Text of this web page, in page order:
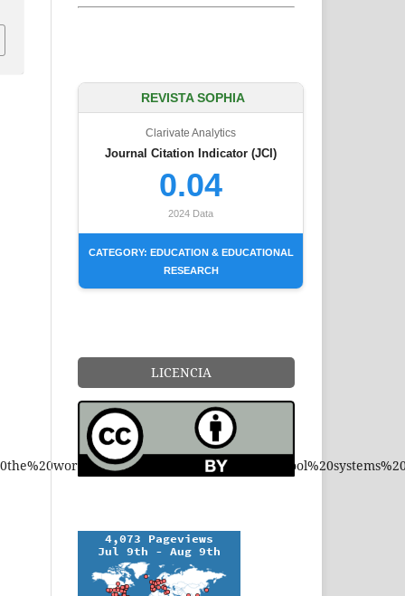
REVISTA SOPHIA
Clarivate Analytics
Journal Citation Indicator (JCI)
0.04
2024 Data
CATEGORY: EDUCATION & EDUCATIONAL
RESEARCH
LICENCIA